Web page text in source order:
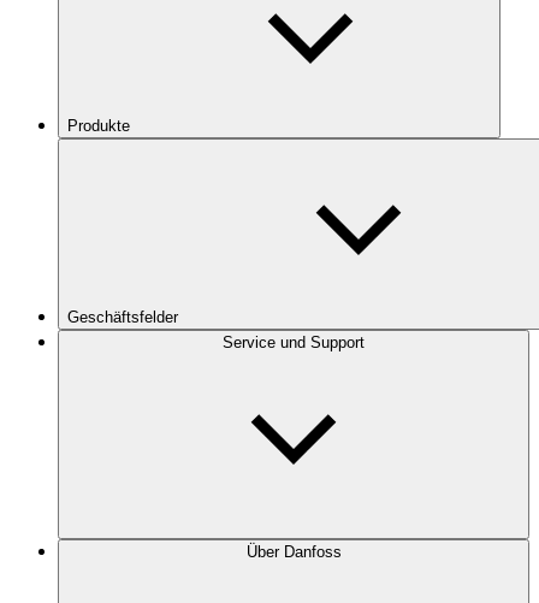
Produkte
Geschäftsfelder
Service und Support
Über Danfoss